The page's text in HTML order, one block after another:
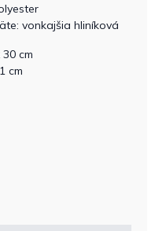
vonkajšia hliníková
cm
cm